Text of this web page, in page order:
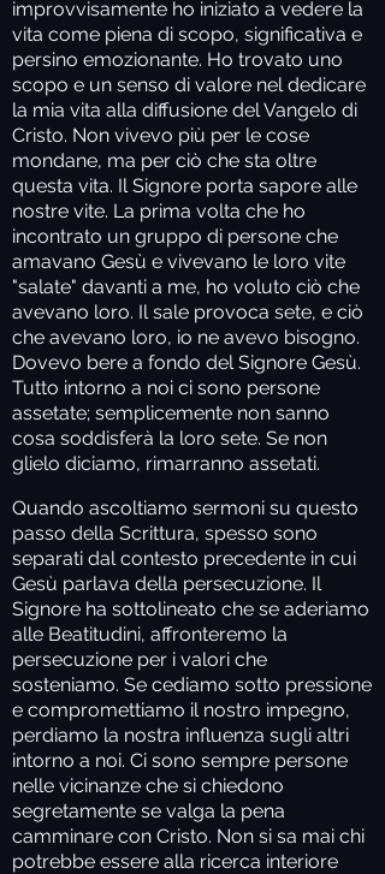
improvvisamente ho iniziato a vedere la
vita come piena di scopo, significativa e
persino emozionante. Ho trovato uno
scopo e un senso di valore nel dedicare
la mia vita alla diffusione del Vangelo di
Cristo. Non vivevo più per le cose
mondane, ma per ciò che sta oltre
questa vita. Il Signore porta sapore alle
nostre vite. La prima volta che ho
incontrato un gruppo di persone che
amavano Gesù e vivevano le loro vite
"salate" davanti a me, ho voluto ciò che
avevano loro. Il sale provoca sete, e ciò
che avevano loro, io ne avevo bisogno.
Dovevo bere a fondo del Signore Gesù.
Tutto intorno a noi ci sono persone
assetate; semplicemente non sanno
cosa soddisferà la loro sete. Se non
glielo diciamo, rimarranno assetati.
Quando ascoltiamo sermoni su questo
passo della Scrittura, spesso sono
separati dal contesto precedente in cui
Gesù parlava della persecuzione. Il
Signore ha sottolineato che se aderiamo
alle Beatitudini, affronteremo la
persecuzione per i valori che
sosteniamo. Se cediamo sotto pressione
e compromettiamo il nostro impegno,
perdiamo la nostra influenza sugli altri
intorno a noi. Ci sono sempre persone
nelle vicinanze che si chiedono
segretamente se valga la pena
camminare con Cristo. Non si sa mai chi
potrebbe essere alla ricerca interiore